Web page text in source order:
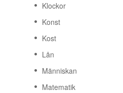
Klockor
Konst
Kost
Lån
Människan
Matematik